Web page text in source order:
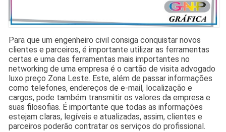
Para que um engenheiro civil consiga conquistar novos
clientes e parceiros, é importante utilizar as ferramentas
certas e uma das ferramentas mais importantes no
networking de uma empresa é o cartão de visita advogado
luxo preço Zona Leste. Este, além de passar informações
como telefones, endereços de e-mail, localização e
cargos, pode também transmitir os valores da empresa e
suas filosofias. É importante que todas as informações
estejam claras, legíveis e atualizadas, assim, clientes e
parceiros poderão contratar os serviços do profissional.